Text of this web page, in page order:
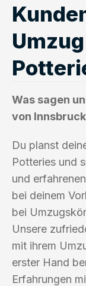
Was sagen
von
Du planst
Potteries und
und
bei deinem
bei
Unsere
mit ihrem
erster Hand
Erfahrungen